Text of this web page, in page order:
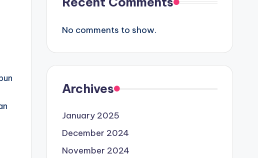
No comments to show.
Archives
January 2025
December 2024
November 2024